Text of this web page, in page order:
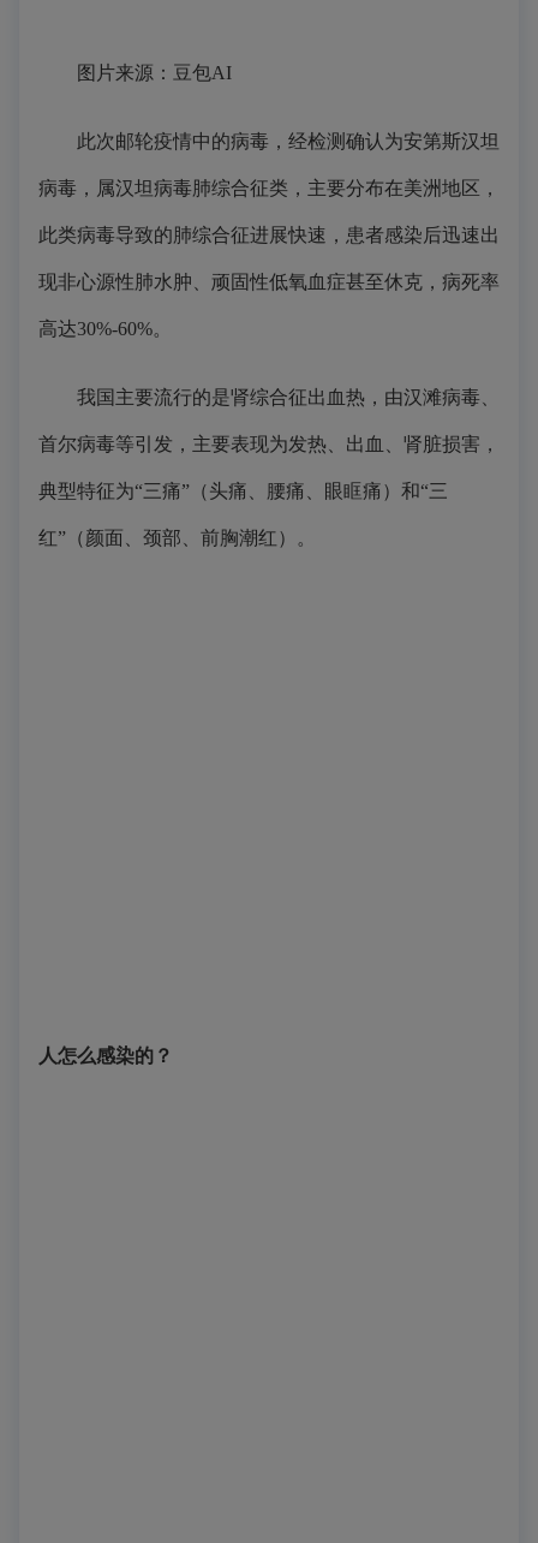
图片来源：豆包AI
此次邮轮疫情中的病毒，经检测确认为安第斯汉坦
病毒，属汉坦病毒肺综合征类，主要分布在美洲地区，
此类病毒导致的肺综合征进展快速，患者感染后迅速出
现非心源性肺水肿、顽固性低氧血症甚至休克，病死率
高达30%-60%。
我国主要流行的是肾综合征出血热，由汉滩病毒、
首尔病毒等引发，主要表现为发热、出血、肾脏损害，
典型特征为“三痛”（头痛、腰痛、眼眶痛）和“三
红”（颜面、颈部、前胸潮红）。
人怎么感染的？